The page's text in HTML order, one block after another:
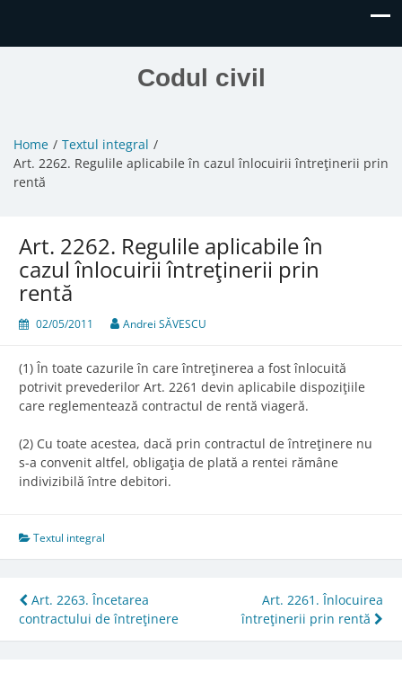
Codul civil
Home
Textul integral
Art. 2262. Regulile aplicabile în cazul înlocuirii întreţinerii prin
rentă
Art. 2262. Regulile aplicabile în
cazul înlocuirii întreţinerii prin
rentă
02/05/2011 Andrei SĂVESCU
(1) În toate cazurile în care întreţinerea a fost înlocuită
potrivit prevederilor Art. 2261 devin aplicabile dispoziţiile
care reglementează contractul de rentă viageră.
(2) Cu toate acestea, dacă prin contractul de întreţinere nu
s-a convenit altfel, obligaţia de plată a rentei rămâne
indivizibilă între debitori.
Textul integral
Post
navigation
Art. 2263. Încetarea
contractului de întreţinere
Art. 2261. Înlocuirea
întreţinerii prin rentă